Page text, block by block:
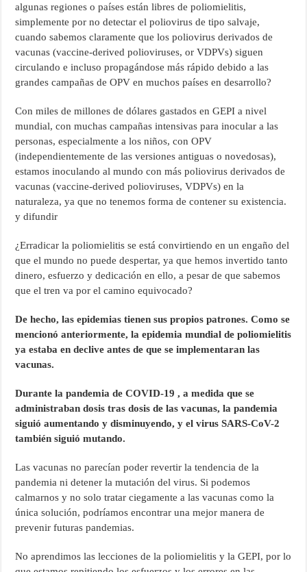
algunas regiones o países están libres de poliomielitis,
simplemente por no detectar el poliovirus de tipo salvaje,
cuando sabemos claramente que los poliovirus derivados de
vacunas (vaccine-derived polioviruses, or VDPVs) siguen
circulando e incluso propagándose más rápido debido a las
grandes campañas de OPV en muchos países en desarrollo?
Con miles de millones de dólares gastados en GEPI a nivel
mundial, con muchas campañas intensivas para inocular a las
personas, especialmente a los niños, con OPV
(independientemente de las versiones antiguas o novedosas),
estamos inoculando al mundo con más poliovirus derivados de
vacunas (vaccine-derived polioviruses, VDPVs) en la
naturaleza, ya que no tenemos forma de contener su existencia.
y difundir
¿Erradicar la poliomielitis se está convirtiendo en un engaño del
que el mundo no puede despertar, ya que hemos invertido tanto
dinero, esfuerzo y dedicación en ello, a pesar de que sabemos
que el tren va por el camino equivocado?
De hecho, las epidemias tienen sus propios patrones. Como se
mencionó anteriormente, la epidemia mundial de poliomielitis
ya estaba en declive antes de que se implementaran las
vacunas.
Durante la pandemia de COVID-19 , a medida que se
administraban dosis tras dosis de las vacunas, la pandemia
siguió aumentando y disminuyendo, y el virus SARS-CoV-2
también siguió mutando.
Las vacunas no parecían poder revertir la tendencia de la
pandemia ni detener la mutación del virus. Si podemos
calmarnos y no solo tratar ciegamente a las vacunas como la
única solución, podríamos encontrar una mejor manera de
prevenir futuras pandemias.
No aprendimos las lecciones de la poliomielitis y la GEPI, por lo